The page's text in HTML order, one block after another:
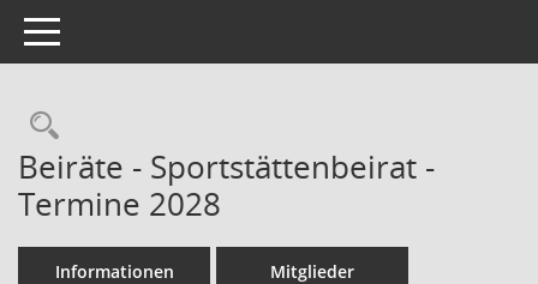
Toggle navigation
Rechercheauswahl
Beiräte - Sportstättenbeirat -
Termine 2028
Informationen Mitglieder